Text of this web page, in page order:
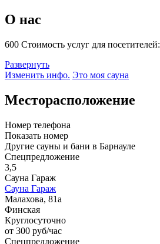
О нас
600 Стоимость услуг для посетителей:
Развернуть
Изменить инфо. Это моя сауна
Месторасположение
Номер телефона
Показать номер
Другие сауны и бани в Барнауле
Спецпредложение
3,5
Сауна Гараж
Сауна Гараж
Малахова, 81а
Финская
Круглосуточно
от 300 руб/час
Спецпредложение